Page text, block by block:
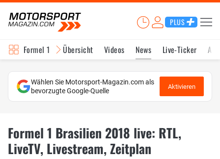
PLUS
Formel 1 Übersicht Videos News Live-Ticker
Wählen Sie Motorsport-Magazin.com als
bevorzugte Google-Quelle
Aktivieren
Formel 1 Brasilien 2018 live: RTL,
LiveTV, Livestream, Zeitplan